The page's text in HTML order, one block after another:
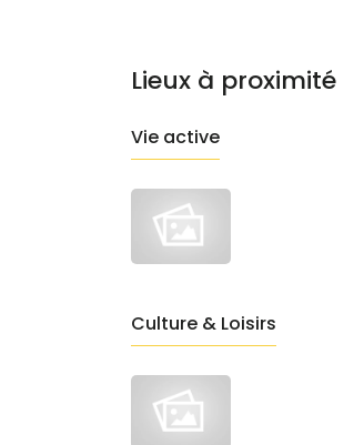
Lieux à proximité
Vie active
Culture & Loisirs